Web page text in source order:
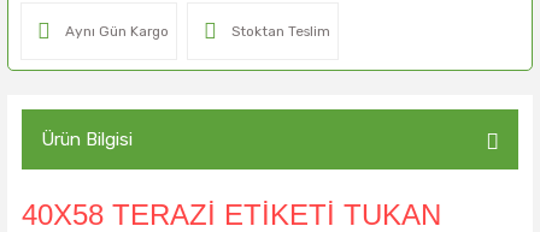
Aynı Gün Kargo Stoktan Teslim
Ürün Bilgisi
40X58 TERAZİ ETİKETİ TUKAN